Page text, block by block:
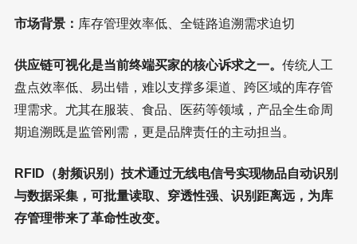
市场背景： 库存管理效率低、全链路追溯需求迫切
供应链可视化是当前终端买家的核心诉求之一。 传统人工
盘点效率低、易出错，难以支撑多渠道、跨区域的库存管
理需求。尤其在服装、食品、医药等领域，产品全生命周
期追溯既是监管刚需，更是品牌责任的主动担当。
RFID（射频识别）技术通过无线电信号实现物品自动识别
与数据采集，可批量读取、穿透性强、识别距离远，为库
存管理带来了革命性改变。